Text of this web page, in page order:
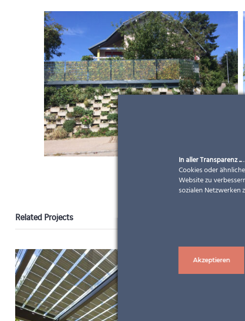
Related Projects
In aller Transparenz ...
Cookies oder
Website zu
sozialen Netzwerken
Akzeptieren